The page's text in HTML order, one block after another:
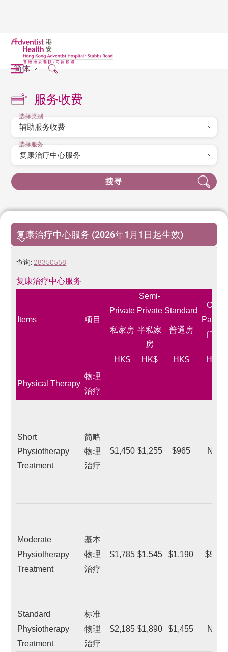
简体
服务收费
选择类别
选择服务
搜寻
复康治疗中心服务 (2026年1月1日起生效)
复康治疗中心服务 (2026年1月1日起生效)
查询: 28350558
复康治疗中心服务
Items 项目
Private
私家房
Semi-
Private
半私家
房
Standard
普通房
Out-
Patient
门诊
HK$ HK$ HK$ HK$
Physical Therapy
物理
治疗
Short
Physiotherapy
Treatment
简略
物理
治疗
$1,450 $1,255 $965 N/A
Moderate
Physiotherapy
Treatment
基本
物理
治疗
$1,785 $1,545 $1,190 $965
Standard
Physiotherapy
Treatment
标准
物理
治疗
$2,185 $1,890 $1,455 N/A